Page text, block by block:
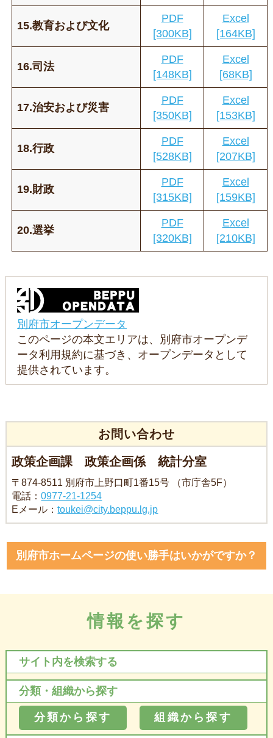
15.教育および文化
PDF
[300KB]
Excel
[164KB]
16.司法
PDF
[148KB]
Excel
[68KB]
17.治安および災害
PDF
[350KB]
Excel
[153KB]
18.行政
PDF
[528KB]
Excel
[207KB]
19.財政
PDF
[315KB]
Excel
[159KB]
20.選挙
PDF
[320KB]
Excel
[210KB]
別府市オープンデータ
このページの本文エリアは、別府市オープンデ
ータ利用規約に基づき、オープンデータとして
提供されています。
お問い合わせ
政策企画課 政策企画係 統計分室
〒874-8511 別府市上野口町1番15号 （市庁舎5F）
電話：0977-21-1254
Eメール：toukei@city.beppu.lg.jp
別府市ホームページの使い勝手はいかがですか？
情報を探す
サイト内を検索する
分類・組織から探す
分類から探す 組織から探す